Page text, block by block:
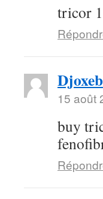
tricor
Djoxeb
15 août
buy